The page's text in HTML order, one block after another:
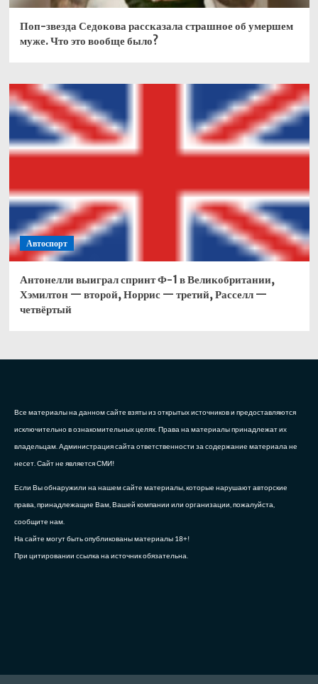
Поп-звезда Седокова рассказала страшное об умершем
муже. Что это вообще было?
Автоспорт
Антонелли выиграл спринт Ф-1 в Великобритании,
Хэмилтон — второй, Норрис — третий, Расселл —
четвёртый
Все материалы на данном сайте взяты из открытых источников и предоставляются
исключительно в ознакомительных целях. Права на материалы принадлежат их
владельцам. Администрация сайта ответственности за содержание материала не
несет. Сайт не является СМИ!
Если Вы обнаружили на нашем сайте материалы, которые нарушают авторские
права, принадлежащие Вам, Вашей компании или организации, пожалуйста,
сообщите нам.
На сайте могут быть опубликованы материалы 18+!
При цитировании ссылка на источник обязательна.